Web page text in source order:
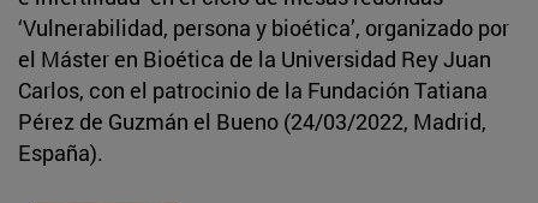
‘Vulnerabilidad, persona y bioética’, organizado por
el Máster en Bioética de la Universidad Rey Juan
Carlos, con el patrocinio de la Fundación Tatiana
Pérez de Guzmán el Bueno (24/03/2022, Madrid,
España).